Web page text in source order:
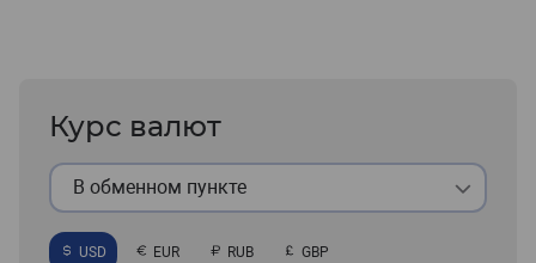
Курс валют
В обменном пункте
USD EUR RUB GBP